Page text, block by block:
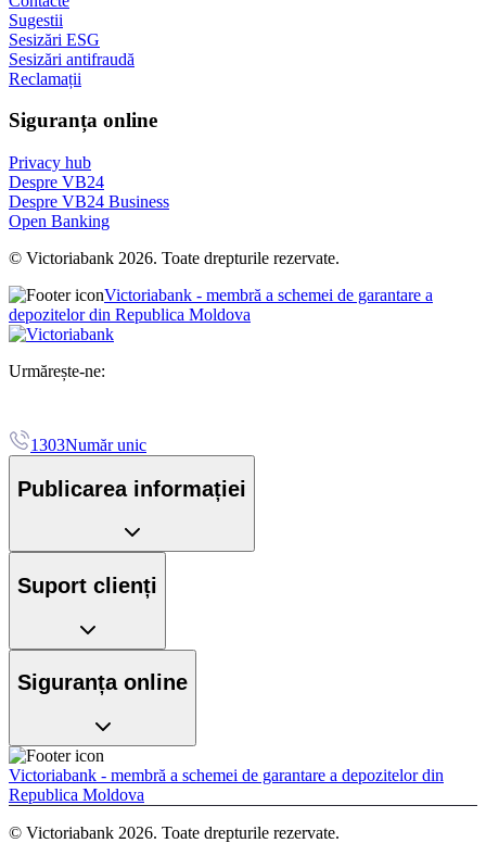
Sugestii
Sesizări ESG
Sesizări antifraudă
Reclamații
Siguranța online
Privacy hub
Despre VB24
Despre VB24 Business
Open Banking
© Victoriabank 2026. Toate drepturile rezervate.
Victoriabank - membră a schemei de garantare a
depozitelor din Republica Moldova
Urmărește-ne:
1303Număr unic
Publicarea informației
Suport clienți
Siguranța online
Victoriabank - membră a schemei de garantare a depozitelor din
Republica Moldova
© Victoriabank 2026. Toate drepturile rezervate.